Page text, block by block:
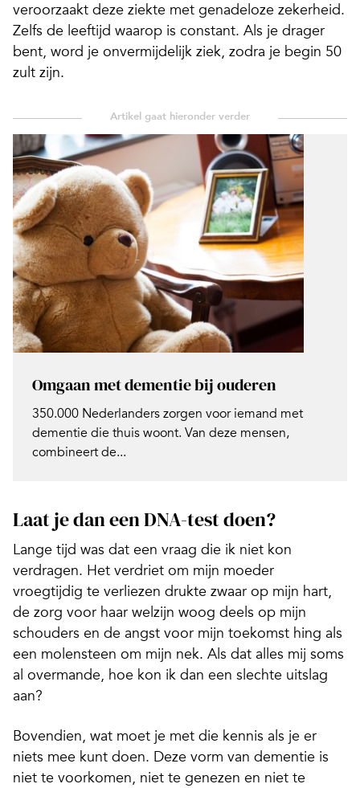
veroorzaakt deze ziekte met genadeloze zekerheid.
Zelfs de leeftijd waarop is constant. Als je drager
bent, word je onvermijdelijk ziek, zodra je begin 50
zult zijn.
Omgaan met dementie bij ouderen
350.000 Nederlanders zorgen voor iemand met
dementie die thuis woont. Van deze mensen,
combineert de...
Laat je dan een DNA-test doen?
Lange tijd was dat een vraag die ik niet kon
verdragen. Het verdriet om mijn moeder
vroegtijdig te verliezen drukte zwaar op mijn hart,
de zorg voor haar welzijn woog deels op mijn
schouders en de angst voor mijn toekomst hing als
een molensteen om mijn nek. Als dat alles mij soms
al overmande, hoe kon ik dan een slechte uitslag
aan?
Bovendien, wat moet je met die kennis als je er
niets mee kunt doen. Deze vorm van dementie is
niet te voorkomen, niet te genezen en niet te